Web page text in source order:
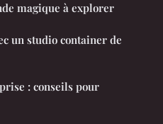
magique à explorer
un studio container de
: conseils pour